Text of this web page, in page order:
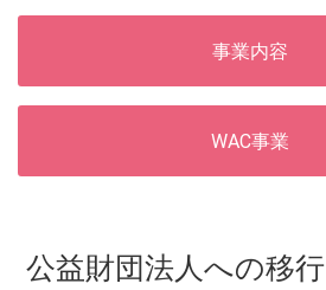
事業内容
WAC事業
公益財団法人への移行